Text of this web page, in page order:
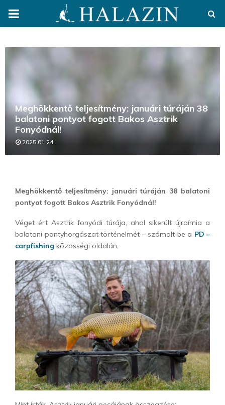
PRIMARY
Meghökkentő teljesítmény: januári túráján 38
balatoni pontyot fogott Bakos Asztrik
Fonyódnál!
2025.01.24.
Meghökkentő teljesítmény: januári túráján 38 balatoni
pontyot fogott Bakos Asztrik Fonyódnál!
Véget ért Asztrik fonyódi túrája, ahol sikerült újraírnia a
balatoni pontyhorgászat történelmét – számolt be a PD –
carpfishing közösségi oldalán.